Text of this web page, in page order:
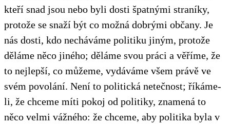
kteří snad jsou nebo byli dosti špatnými straníky,
protože se snaží být co možná dobrými občany. Je
nás dosti, kdo necháváme politiku jiným, protože
děláme něco jiného; děláme svou práci a věříme, že
to nejlepší, co můžeme, vydáváme všem právě ve
svém povolání. Není to politická netečnost; říkáme-
li, že chceme míti pokoj od politiky, znamená to
něco velmi vážného: že chceme, aby politika byla v